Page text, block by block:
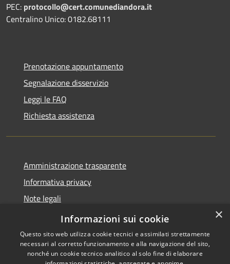
PEC: protocollo@cert.comunediandora.it
Centralino Unico: 0182.68111
Prenotazione appuntamento
Segnalazione disservizio
Leggi le FAQ
Richiesta assistenza
Amministrazione trasparente
Informativa privacy
Note legali
Dichiarazione di accessibilità
×
Informazioni sui cookie
Questo sito web utilizza cookie tecnici e assimilati strettamente
necessari al corretto funzionamento e alla navigazione del sito,
nonché un cookie tecnico analitico al solo fine di elaborare